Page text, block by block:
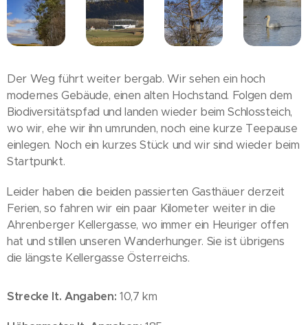
Der Weg führt weiter bergab. Wir sehen ein hoch
modernes Gebäude, einen alten Hochstand. Folgen dem
Biodiversitätspfad und landen wieder beim Schlossteich,
wo wir, ehe wir ihn umrunden, noch eine kurze Teepause
einlegen. Noch ein kurzes Stück und wir sind wieder beim
Startpunkt.
Leider haben die beiden passierten Gasthäuer derzeit
Ferien, so fahren wir ein paar Kilometer weiter in die
Ahrenberger Kellergasse, wo immer ein Heuriger offen
hat und stillen unseren Wanderhunger. Sie ist übrigens
die längste Kellergasse Österreichs.
Strecke lt. Angaben:10,7 km